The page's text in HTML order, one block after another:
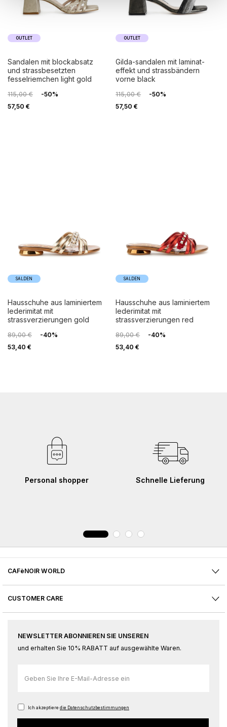
OUTLET
sandalen mit blockabsatz
und strassbesetzten
fesselriemchen light gold
115,00 €
-50%
57,50 €
OUTLET
gilda-sandalen mit laminat-
effekt und strassbändern
vorne black
115,00 €
-50%
57,50 €
SALDEN
hausschuhe aus laminiertem
lederimitat mit
strassverzierungen gold
89,00 €
-40%
53,40 €
SALDEN
hausschuhe aus laminiertem
lederimitat mit
strassverzierungen red
89,00 €
-40%
53,40 €
Personal shopper Schnelle Lieferung
CAFèNOIR WORLD
CUSTOMER CARE
NEWSLETTER ABONNIEREN SIE UNSEREN
und erhalten Sie 10% RABATT auf ausgewählte Waren.
für
unseren
Ich akzeptiere die Datenschutzbestimmungen